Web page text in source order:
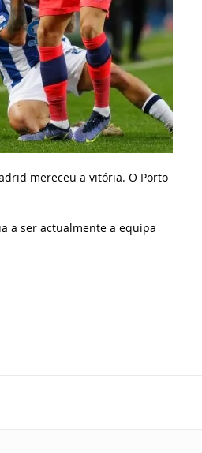
mereceu a vitória. O Porto
a ser actualmente a equipa